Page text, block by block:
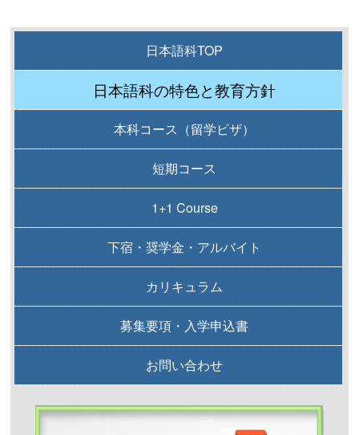
日本語科TOP
日本語科の特色と教育方針
本科コース（留学ビザ）
短期コース
1+1 Course
下宿・奨学金・アルバイト
カリキュラム
募集要項・入学申込書
お問い合わせ